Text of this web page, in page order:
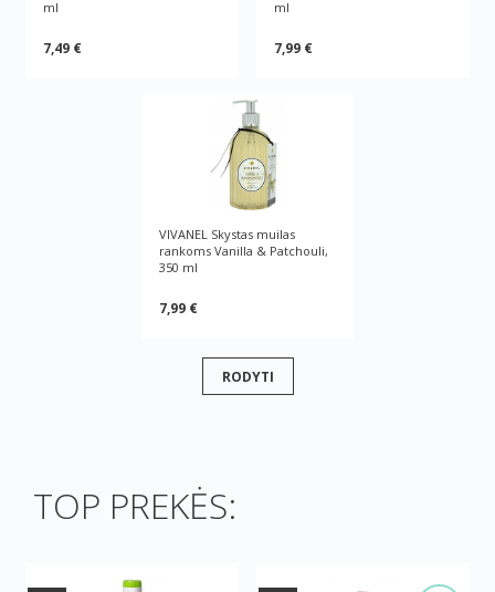
ml
7,49 €
ml
7,99 €
VIVANEL Skystas muilas
rankoms Vanilla & Patchouli,
350 ml
7,99 €
RODYTI
TOP PREKĖS: